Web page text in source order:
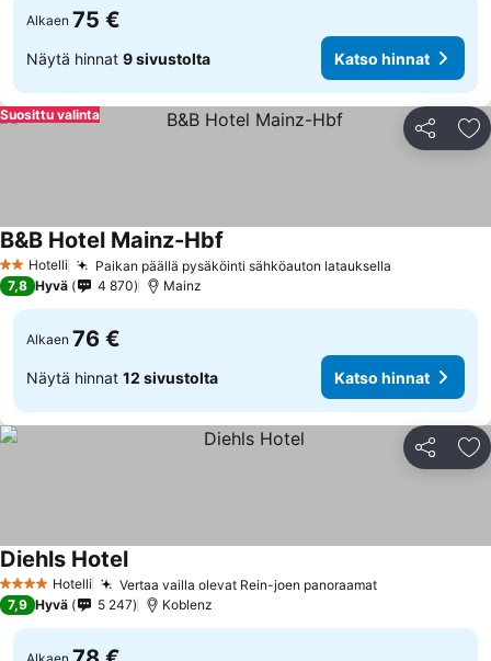
Alkaen 75 €
Näytä hinnat 9 sivustolta Katso hinnat
Jaa
Suosittu valinta
2 Tähtiluokitus
Hotelli Paikan päällä pysäköinti sähköauton latauksella
B&B Hotel Mainz-Hbf
7,8 Hyvä 4 870 Mainz
Alkaen 76 €
Näytä hinnat 12 sivustolta Katso hinnat
Jaa
4 Tähtiluokitus
Hotelli Vertaa vailla olevat Rein-joen panoraamatKatso hinnat
Diehls HotelKatso hinnat
7,9 Hyvä 5 247 Koblenz
Alkaen